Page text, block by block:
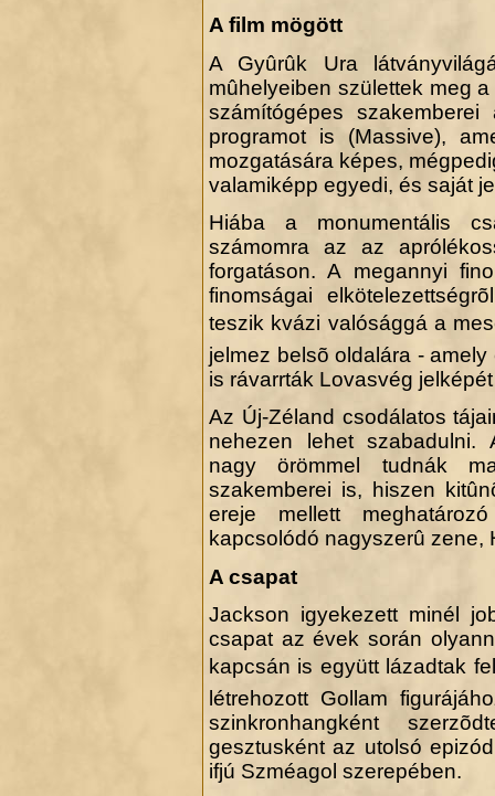
A film mögött
A Gyûrûk Ura
mûhelyeiben születtek meg
számítógépes
programot is (Massive),
mozgatására képes,
valamiképp egyedi, és saját
Hiába a monumentális
számomra az az
forgatáson. A megannyi
finomságai
teszik kvázi valósággá a
jelmez belsõ oldalára -
is rávarrták Lovasvég
Az Új-Zéland csodálatos
nehezen lehet szabadulni.
nagy örömmel tudnák
szakemberei is, hiszen
ereje mellett
kapcsolódó nagyszerû zene,
A csapat
Jackson igyekezett minél
csapat az évek során
kapcsán is együtt lázadtak
létrehozott Gollam
szinkronhangként
gesztusként az utolsó
ifjú Szméagol szerepében.